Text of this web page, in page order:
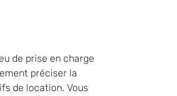
de prise en charge
préciser la
de location. Vous